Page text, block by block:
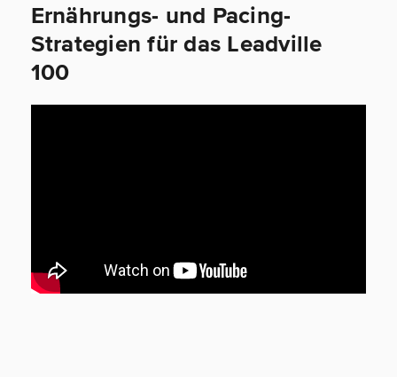
Ernährungs- und Pacing-
Strategien für das Leadville
100